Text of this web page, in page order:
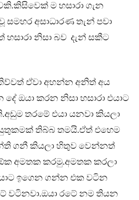
ම හසාරා ගැන
සමහර අසාධාරණ තැන් පවා
නිසා බව දැන් සකීට
ඒවා අහන්න අනිත් අය
දේ ඔයා කරන නිසා හසාරා එයාට
තරමේ එයා යනවා කියලා
තිබ්බ තමයි.ඒත් එහෙම
ගනී කියලා හිතුව වෙන්නත්
අමතක කරමු.අමතක කරලා
ඉගෙන ගන්න එක වටින
වටිනවා.ඔයා රටේ නම තියන